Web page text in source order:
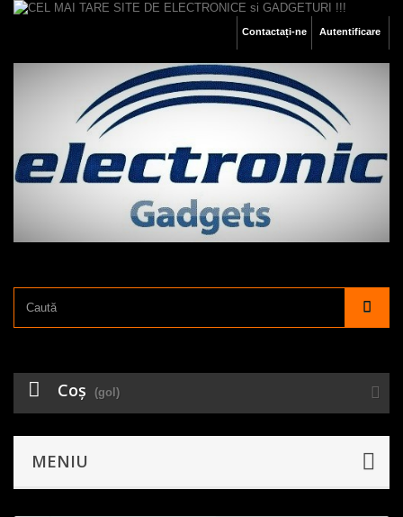
Autentificare
Contactați-ne
Coş (gol)
MENIU